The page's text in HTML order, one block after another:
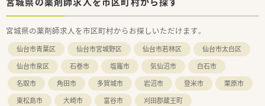
宮城県の薬剤師求人を市区町村からお探しいただけます。
仙台市青葉区 仙台市宮城野区 仙台市若林区
仙台市太白区
仙台市泉区
石巻市 塩竈市 気仙沼市
白石市
名取市
角田市 多賀城市 岩沼市 登米市
栗原市
東松島市
大崎市 富谷市
刈田郡蔵王町